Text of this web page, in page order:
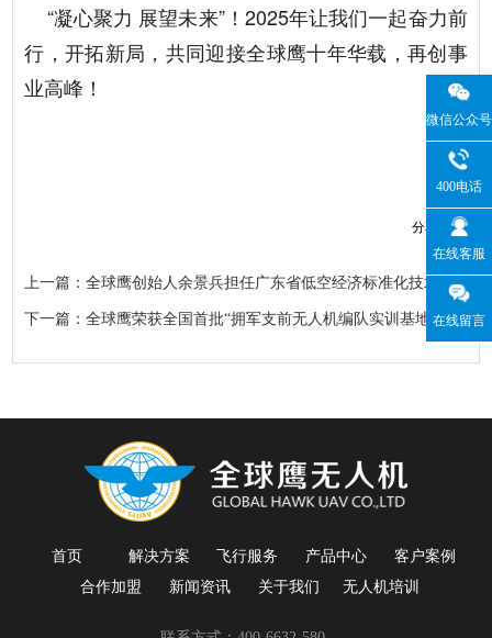
“凝心聚力 展望未来”！2025年让我们一起奋力前
行，开拓新局，共同迎接全球鹰十年华载，再创事
业高峰！
分享到：
上一篇：全球鹰创始人余景兵担任广东省低空经济标准化技术委员会首届委员
下一篇：全球鹰荣获全国首批“拥军支前无人机编队实训基地”
微信公众号
400电话
在线客服
在线留言
首页 解决方案 飞行服务 产品中心
客户案例
合作加盟
新闻资讯 关于我们 无人机培训